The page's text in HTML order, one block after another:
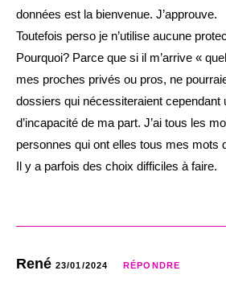
données est la bienvenue. J’approuve.
Toutefois perso je n’utilise aucune
Pourquoi? Parce que si il m’arrive «
mes proches privés ou pros, ne
dossiers qui nécessiteraient cependant
d’incapacité de ma part. J’ai tous les
personnes qui ont elles tous mes
Il y a parfois des choix difficiles à faire.
René 23/01/2024 RÉPONDRE